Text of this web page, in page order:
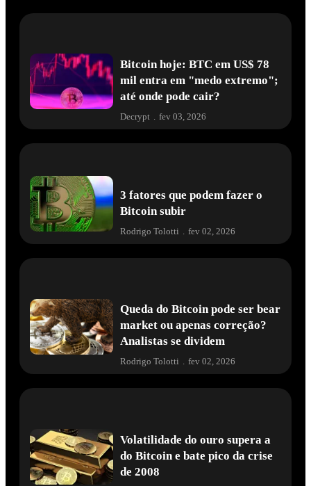
Bitcoin hoje: BTC em US$ 78
mil entra em "medo extremo";
até onde pode cair?
Decrypt . fev 03, 2026
3 fatores que podem fazer o
Bitcoin subir
Rodrigo Tolotti fev 02, 2026
Queda do Bitcoin pode ser bear
market ou apenas correção?
Analistas se dividem
Rodrigo Tolotti . fev 02, 2026
Volatilidade do ouro supera a
do Bitcoin e bate pico da crise
de 2008